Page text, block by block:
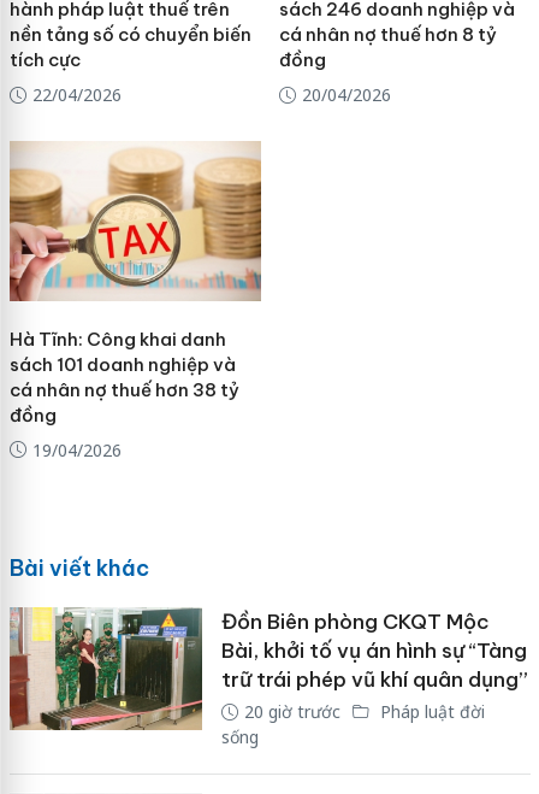
hành pháp luật thuế trên
nền tảng số có chuyển biến
tích cực
22/04/2026
sách 246 doanh nghiệp và
cá nhân nợ thuế hơn 8 tỷ
đồng
20/04/2026
Hà Tĩnh: Công khai danh
sách 101 doanh nghiệp và
cá nhân nợ thuế hơn 38 tỷ
đồng
19/04/2026
Bài viết khác
Đồn Biên phòng CKQT Mộc
Bài, khởi tố vụ án hình sự “Tàng
trữ trái phép vũ khí quân dụng”
20 giờ trước
Pháp luật đời
sống